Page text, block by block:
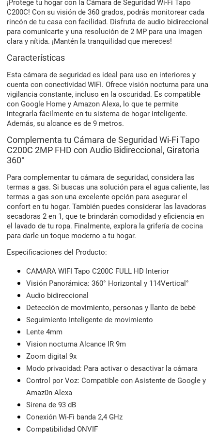
¡Protege tu hogar con la Cámara de Seguridad Wi-Fi Tapo
C200C! Con su visión de 360 grados, podrás monitorear cada
rincón de tu casa con facilidad. Disfruta de audio bidireccional
para comunicarte y una resolución de 2 MP para una imagen
clara y nítida. ¡Mantén la tranquilidad que mereces!
Características
Esta cámara de seguridad es ideal para uso en interiores y
cuenta con conectividad WIFI. Ofrece visión nocturna para una
vigilancia constante, incluso en la oscuridad. Es compatible
con Google Home y Amazon Alexa, lo que te permite
integrarla fácilmente en tu sistema de hogar inteligente.
Además, su alcance es de 9 metros.
Complementa tu Cámara de Seguridad Wi-Fi Tapo
C200C 2MP FHD con Audio Bidireccional, Giratoria
360°
Para complementar tu cámara de seguridad, considera las
termas a gas. Si buscas una solución para el agua caliente, las
termas a gas son una excelente opción para asegurar el
confort en tu hogar. También puedes considerar las lavadoras
secadoras 2 en 1, que te brindarán comodidad y eficiencia en
el lavado de tu ropa. Finalmente, explora la grifería de cocina
para darle un toque moderno a tu hogar.
Especificaciones del Producto:
CAMARA WIFI Tapo C200C FULL HD Interior
Visión Panorámica: 360° Horizontal y 114Vertical°
Audio bidireccional
Detección de movimiento, personas y llanto de bebé
Seguimiento Inteligente de movimiento
Lente 4mm
Vision nocturna Alcance IR 9m
Zoom digital 9x
Modo privacidad: Para activar o desactivar la cámara
Control por Voz: Compatible con Asistente de Google y
Amaz0n Alexa
Sirena de 93 dB
Conexión Wi-Fi banda 2,4 GHz
Compatibilidad ONVIF